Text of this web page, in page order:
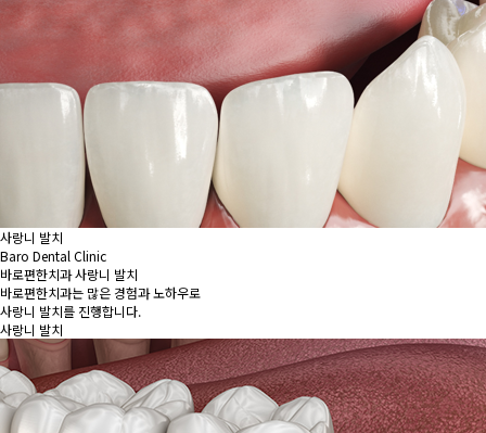
사랑니 발치
Baro Dental Clinic
바로편한치과 사랑니 발치
바로편한치과는 많은 경험과 노하우로
사랑니 발치를 진행합니다.
사랑니 발치